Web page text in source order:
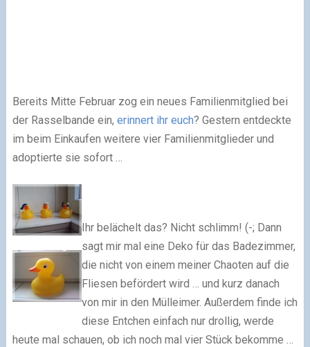
Bereits Mitte Februar zog ein neues Familienmitglied bei
der Rasselbande ein, erinnert ihr euch? Gestern entdeckte
im beim Einkaufen weitere vier Familienmitglieder und
adoptierte sie sofort …
Ihr belächelt das? Nicht schlimm! (-; Dann
sagt mir mal eine Deko für das Badezimmer,
die nicht von einem meiner Chaoten auf die
Fliesen befördert wird … und kurz danach
von mir in den Mülleimer. Außerdem finde ich
diese Entchen einfach nur drollig, werde
heute mal schauen, ob ich noch mal vier Stück bekomme …